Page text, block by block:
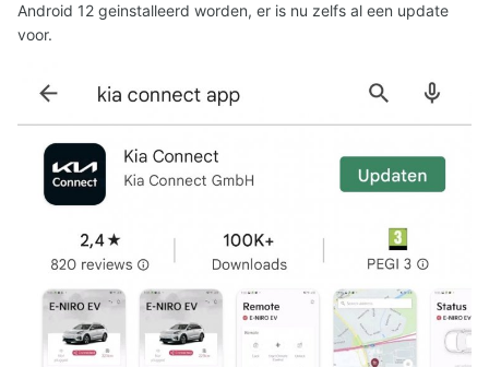
Android 12 geinstalleerd worden, er is nu zelfs al een update
voor.